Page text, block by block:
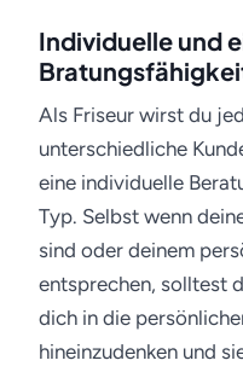
Individuelle und
Als Friseur wirst du
unterschiedliche
eine individuelle
Typ. Selbst wenn
sind oder deinem
entsprechen, solltest
dich in die
hineinzudenken und